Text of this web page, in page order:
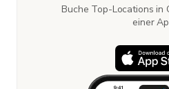
Buche Top-Locations in
einer